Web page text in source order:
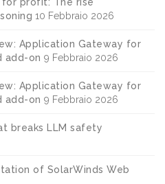
10 Febbraio 2026
Application Gateway for
add-on 9 Febbraio 2026
Application Gateway for
add-on 9 Febbraio 2026
breaks LLM safety
of SolarWinds Web